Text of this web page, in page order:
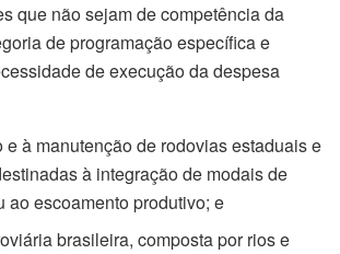
que não sejam de competência da
de programação específica e
de execução da despesa
e à manutenção de rodovias estaduais e
à integração de modais de
ao escoamento produtivo; e
brasileira, composta por rios e